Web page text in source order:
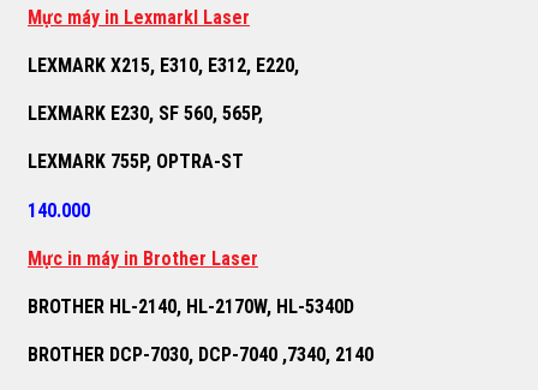
Mực máy in Lexmarkl Laser
LEXMARK X215, E310, E312, E220,
LEXMARK E230, SF 560, 565P,
LEXMARK 755P, OPTRA-ST
140.000
Mực in máy in Brother Laser
BROTHER HL-2140, HL-2170W, HL-5340D
BROTHER DCP-7030, DCP-7040 ,7340, 2140